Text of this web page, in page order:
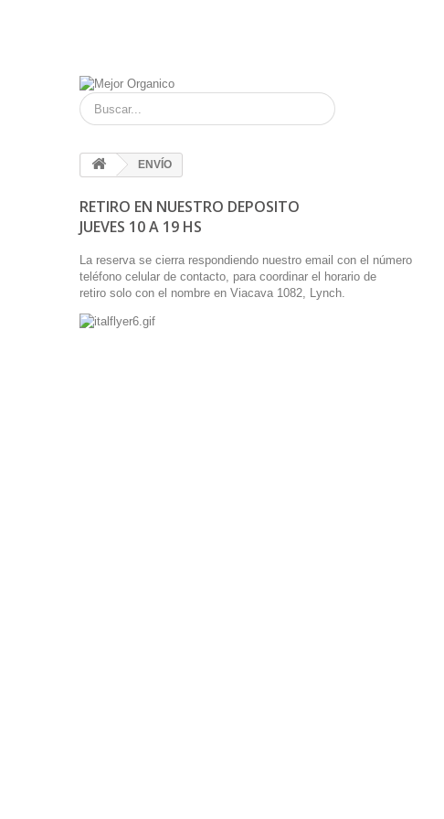
ENVÍO
RETIRO EN NUESTRO DEPOSITO
JUEVES 10 A 19 HS
La reserva se cierra respondiendo nuestro email con el número
teléfono celular de contacto, para coordinar el horario de
retiro solo con el nombre en Viacava 1082, Lynch.